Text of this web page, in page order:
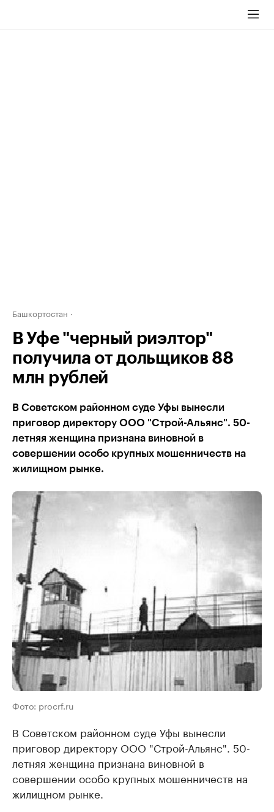
Башкортостан
В Уфе "черный риэлтор"
получила от дольщиков 88
млн рублей
В Советском районном суде Уфы вынесли
приговор директору ООО "Строй-Альянс". 50-
летняя женщина признана виновной в
совершении особо крупных мошенничеств на
жилищном рынке.
Фото: procrf.ru
В Советском районном суде Уфы вынесли
приговор директору ООО "Строй-Альянс". 50-
летняя женщина признана виновной в
совершении особо крупных мошенничеств на
жилищном рынке.